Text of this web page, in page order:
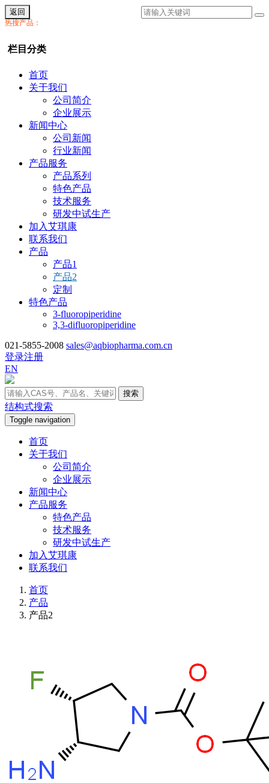
返回
热搜产品：
栏目分类
首页
关于我们
公司简介
企业展示
新闻中心
公司新闻
行业新闻
产品服务
产品系列
特色产品
技术服务
研发中试生产
加入艾琪康
联系我们
产品
产品1
产品2
定制
特色产品
3-fluoropiperidine
3,3-difluoropiperidine
021-5855-2008 sales@aqbiopharma.com.cn
登录注册
EN
搜索
结构式搜索
Toggle navigation
首页
关于我们
公司简介
企业展示
新闻中心
产品服务
特色产品
技术服务
研发中试生产
加入艾琪康
联系我们
首页
产品
产品2